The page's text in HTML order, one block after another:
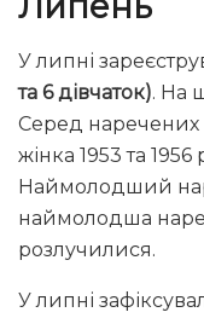
У липні
та 6 дівчаток). На
Серед наречених
жінка 1953 та
Наймолодший
наймолодша
розлучилися.
У липні